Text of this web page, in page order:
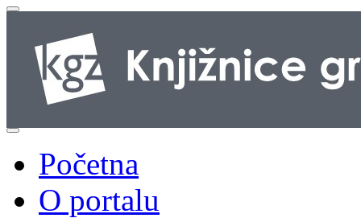
Početna
O portalu